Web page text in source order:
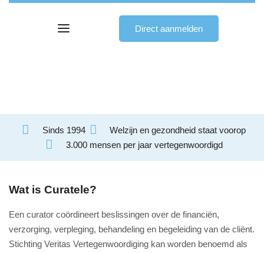
Direct aanmelden
Sinds 1994
Welzijn en gezondheid staat voorop
3.000 mensen per jaar vertegenwoordigd
Wat is Curatele?
Een curator coördineert beslissingen over de financiën,
verzorging, verpleging, behandeling en begeleiding van de cliënt.
Stichting Veritas Vertegenwoordiging kan worden benoemd als